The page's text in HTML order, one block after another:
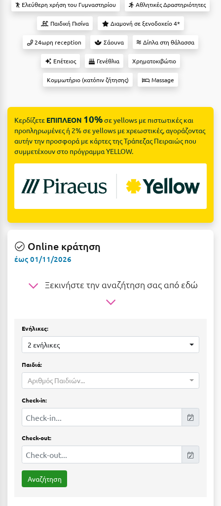
Δ
Διακοπτό
Ελάτη Αρκαδίας
Ελληνικό Αρκαδίας
Ελούντα Κρήτης
Ερέτρια
Ερμιόνη
Εύβοια
Ζ
Ζαγοροχώρια
Ζάκυνθος
Ηράκλειο
Θάσος
Ιεράπετρα
Ιθάκη
Ικαρία
Ελεύθερη χρήση του Γυμναστηρίου Αθλητικές Δραστηριότητες
Παιδική Πισίνα Διαμονή σε ξενοδοχείο 4*
24ωρη reception Σάουνα Δίπλα στη θάλασσα
Επέτειος Γενέθλια Χρηματοκιβώτιο
Κομμωτήριο (κατόπιν ζήτησης) Massage
Κερδίζετε ΕΠΙΠΛΕΟΝ 10%σε yellows με πιστωτικές και
προπληρωμένες ή 2% σε yellows με χρεωστικές, αγοράζοντας
αυτήν την προσφορά με κάρτες της Τράπεζας Πειραιώς που
συμμετέχουν στο πρόγραμμα YELLOW.
Online κράτηση
έως 01/11/2026
Ξεκινήστε την αναζήτηση σας από εδώ
Ενήλικες:
2 ενήλικες
Παιδιά:
Αριθμός Παιδιών...
Check-in:
Check-out: